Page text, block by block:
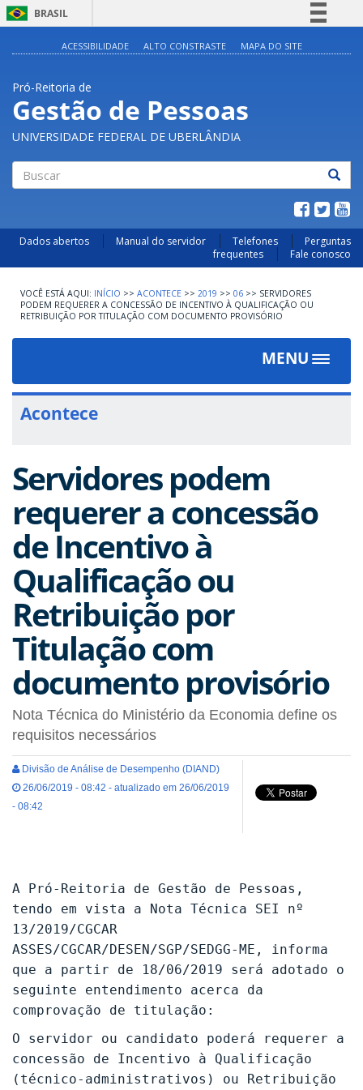
BRASIL
Acesso à informação
Legislação
Canais
ACESSIBILIDADE ALTO CONSTRASTE MAPA DO SITE
Pró-Reitoria de
Gestão de Pessoas
UNIVERSIDADE FEDERAL DE UBERLÂNDIA
Dados abertos Manual do servidor Telefones
Perguntas
frequentes
Fale conosco
INÍCIO >> ACONTECE >> 2019 >> 06 >> SERVIDORES
PODEM REQUERER A CONCESSÃO DE INCENTIVO À QUALIFICAÇÃO OU
RETRIBUIÇÃO POR TITULAÇÃO COM DOCUMENTO PROVISÓRIO
MENU
Toggle
Acontece
Servidores podem
requerer a concessão
de Incentivo à
Qualificação ou
Retribuição por
Titulação com
documento provisório
Nota Técnica do Ministério da Economia define os
requisitos necessários
Divisão de Análise de Desempenho (DIAND)
26/06/2019 - 08:42 - atualizado em 26/06/2019
- 08:42
A Pró-Reitoria de Gestão de Pessoas,
tendo em vista a Nota Técnica SEI nº
13/2019/CGCAR
ASSES/CGCAR/DESEN/SGP/SEDGG-ME, informa
que a partir de 18/06/2019 será adotado o
seguinte entendimento acerca da
comprovação de titulação:
O servidor ou candidato poderá requerer a
concessão de Incentivo à Qualificação
(técnico-administrativos) ou Retribuição